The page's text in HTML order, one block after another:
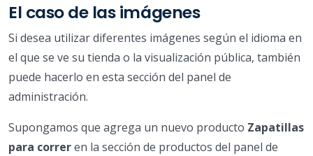
El caso de las imágenes
Si desea utilizar diferentes imágenes según el idioma en
el que se ve su tienda o la visualización pública, también
puede hacerlo en esta sección del panel de
administración.
Supongamos que agrega un nuevo producto Zapatillas
para correren la sección de productos del panel de